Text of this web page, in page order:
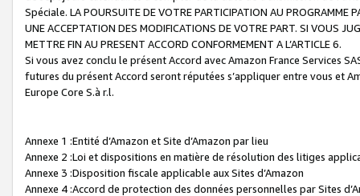
Spéciale. LA POURSUITE DE VOTRE PARTICIPATION AU PROGRAMME
UNE ACCEPTATION DES MODIFICATIONS DE VOTRE PART. SI VOUS
METTRE FIN AU PRESENT ACCORD CONFORMEMENT A L’ARTICLE 6.
Si vous avez conclu le présent Accord avec Amazon France Services
futures du présent Accord seront réputées s’appliquer entre vous et
Europe Core S.à r.l.
Annexe 1 :Entité d’Amazon et Site d’Amazon par lieu
Annexe 2 :Loi et dispositions en matière de résolution des litiges
Annexe 3 :Disposition fiscale applicable aux Sites d’Amazon
Annexe 4 :Accord de protection des données personnelles par Sites